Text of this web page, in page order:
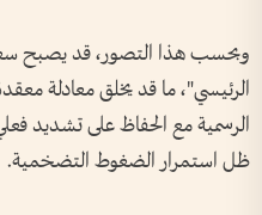
وبحسب هذا التصور، قد يصبح
الرئيسي"، ما قد يخلق معادلة
الرسمية مع الحفاظ على تشديد
ظل استمرار الضغوط التضخمية.